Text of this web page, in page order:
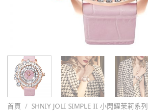
首頁 / SHNIY JOLI SIMPLE II 小閃耀茉莉系列